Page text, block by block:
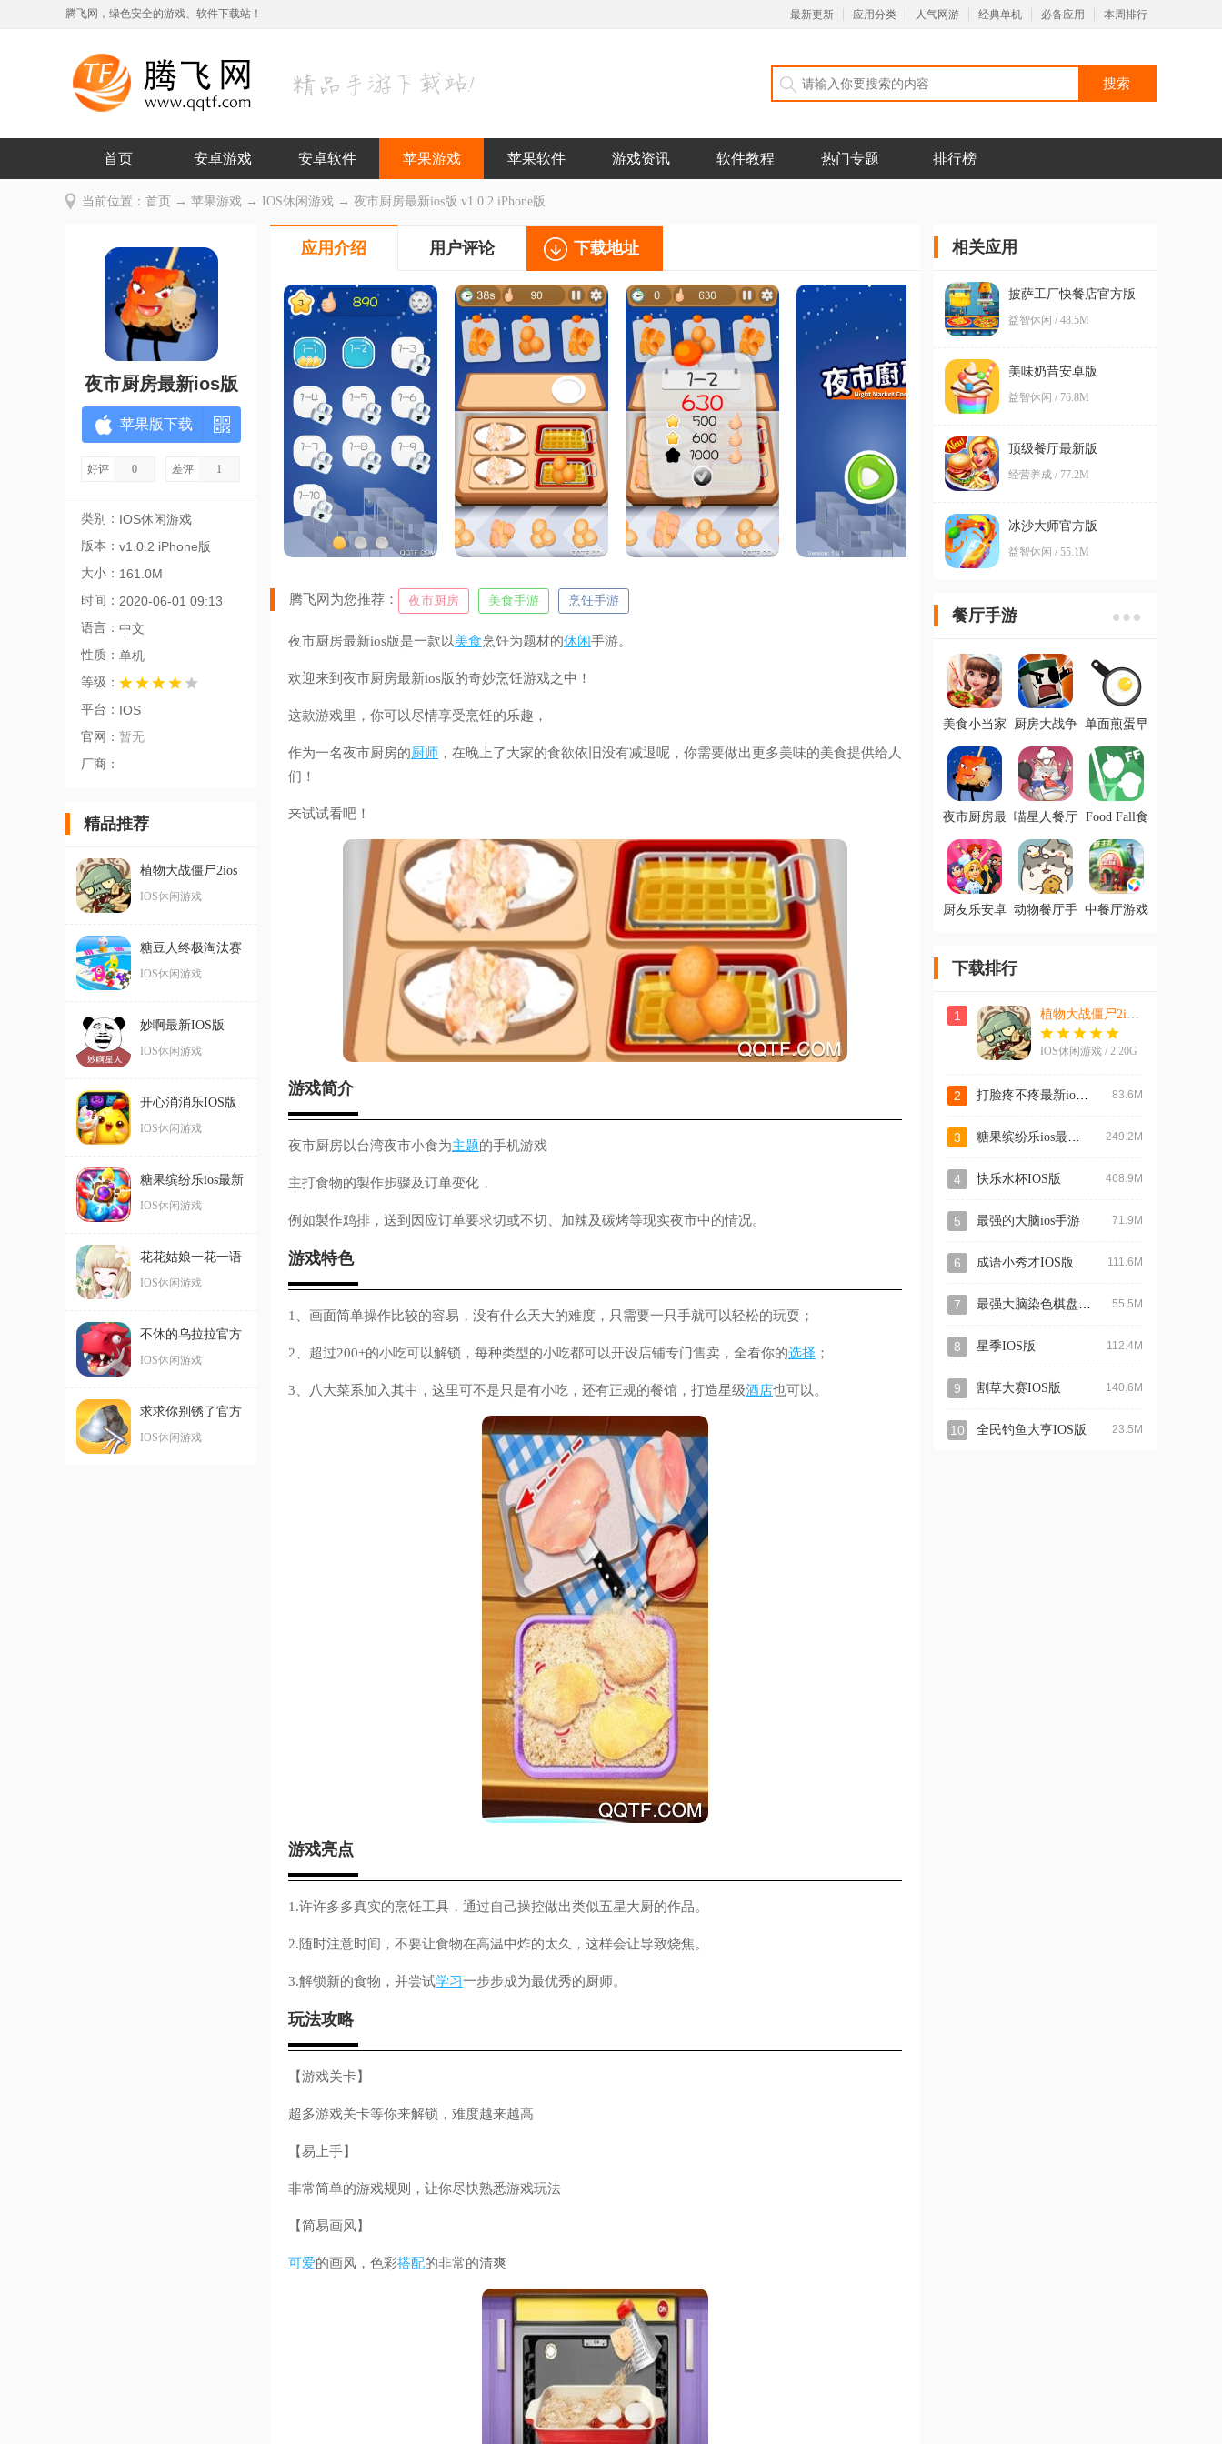
腾飞网，绿色安全的游戏、软件下载站！ 最新更新 应用分类 人气网游 经典单机 必备应用 本周排行
首页 安卓游戏 安卓软件 苹果游戏 苹果软件 游戏资讯 软件教程 热门专题 排行榜
当前位置： 首页 → 苹果游戏 → IOS休闲游戏 → 夜市厨房最新ios版 v1.0.2 iPhone版
夜市厨房最新ios版
苹果版下载
好评 0 差评 1
类别： IOS休闲游戏
版本： v1.0.2 iPhone版
大小： 161.0M
时间： 2020-06-01 09:13
语言： 中文
性质： 单机
等级：
平台： IOS
官网： 暂无
厂商：
精品推荐
植物大战僵尸2ios
版
IOS休闲游戏
糖豆人终极淘汰赛
手机版苹果
IOS休闲游戏
妙啊最新IOS版
IOS休闲游戏
开心消消乐IOS版
IOS休闲游戏
糖果缤纷乐ios最新
版
IOS休闲游戏
花花姑娘一花一语
最新IOS版
IOS休闲游戏
不休的乌拉拉官方
IOS版手游
IOS休闲游戏
求求你别锈了官方
IOS版手游
IOS休闲游戏
应用介绍 用户评论 下载地址
腾飞网为您推荐： 夜市厨房 美食手游 烹饪手游
夜市厨房最新ios版是一款以美食烹饪为题材的休闲手游。
欢迎来到夜市厨房最新ios版的奇妙烹饪游戏之中！
这款游戏里，你可以尽情享受烹饪的乐趣，
作为一名夜市厨房的厨师 ，在晚上了大家的食欲依旧没有减退呢，你需要做出更多美味的美食提供给人
们！
来试试看吧！
游戏简介
夜市厨房以台湾夜市小食为主题的手机游戏
主打食物的製作步骤及订单变化，
例如製作鸡排，送到因应订单要求切或不切、加辣及碳烤等现实夜市中的情况。
游戏特色
1、画面简单操作比较的容易，没有什么天大的难度，只需要一只手就可以轻松的玩耍；
2、超过200+的小吃可以解锁，每种类型的小吃都可以开设店铺专门售卖，全看你的选择 ；
3、八大菜系加入其中，这里可不是只是有小吃，还有正规的餐馆，打造星级酒店也可以。
游戏亮点
1.许许多多真实的烹饪工具，通过自己操控做出类似五星大厨的作品。
2.随时注意时间，不要让食物在高温中炸的太久，这样会让导致烧焦。
3.解锁新的食物，并尝试学习一步步成为最优秀的厨师。
玩法攻略
【游戏关卡】
超多游戏关卡等你来解锁，难度越来越高
【易上手】
非常简单的游戏规则，让你尽快熟悉游戏玩法
【简易画风】
可爱的画风，色彩搭配的非常的清爽
相关应用
披萨工厂快餐店官方版
益智休闲 / 48.5M
美味奶昔安卓版
益智休闲 / 76.8M
顶级餐厅最新版
经营养成 / 77.2M
冰沙大师官方版
益智休闲 / 55.1M
餐厅手游
美食小当家
厨房大战争 单面煎蛋早
ios版
夜市厨房最 喵星人餐厅
版
Food Fall食
IOS版
厨友乐安卓 动物餐厅手 中餐厅游戏
下载排行
1 植物大战僵尸2ios版
IOS休闲游戏 / 2.20G
2 83.6M
3 249.2M
4 快乐水杯IOS版 468.9M
5 最强的大脑ios手游 71.9M
6 成语小秀才IOS版 111.6M
7 55.5M
8 星季IOS版 112.4M
9 割草大赛IOS版 140.6M
10 全民钓鱼大亨IOS版 23.5M